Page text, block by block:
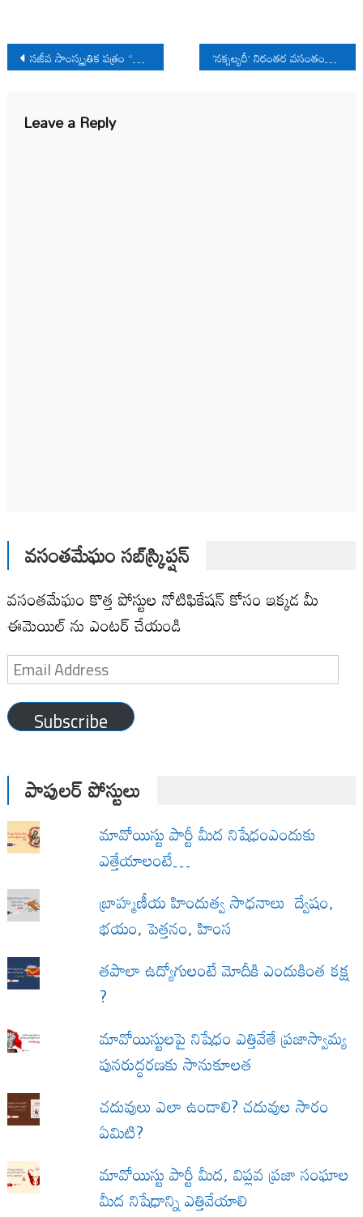
Post
navigation
సజీవ సాంస్కృతిక పత్రం “తిరుపతి గంగ జాతర ” ‘నక్సల్బరీ’ నిరంతర వసంతం…
Leave a Reply
వసంతమేఘం సబ్‌స్క్రిప్షన్
వసంతమేఘం కొత్త పోస్టుల నోటిఫికేషన్ కోసం ఇక్కడ మీ
ఈమెయిల్ ను ఎంటర్ చేయండి
Email
Address
Subscribe
పాపులర్ పోస్టులు
మావోయిస్టు పార్టీ మీద నిషేధంఎందుకు
ఎత్తేయాలంటే…
బ్రాహ్మణీయ హిందుత్వ సాధనాలు ద్వేషం,
భయం, పెత్తనం, హింస
త‌పాలా ఉద్యోగులంటే మోదీకి ఎందుకింత కక్ష
?
మావోయిస్టులపై నిషేధం ఎత్తివేతే ప్రజాస్వామ్య
పునరుద్ధరణకు సానుకూలత
చదువులు ఎలా ఉండాలి? చదువుల సారం
ఏమిటి?
మావోయిస్టు పార్టీ మీద, విప్లవ ప్రజా సంఘాల
మీద నిషేధాన్ని ఎత్తివేయాలి